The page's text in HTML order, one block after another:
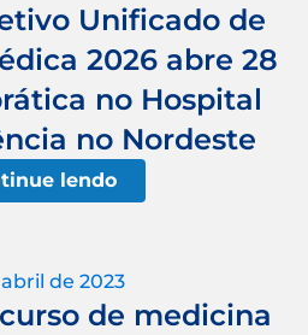
Unificado de
2026 abre 28
no Hospital
no Nordeste
lendo
abril de 2023
de medicina